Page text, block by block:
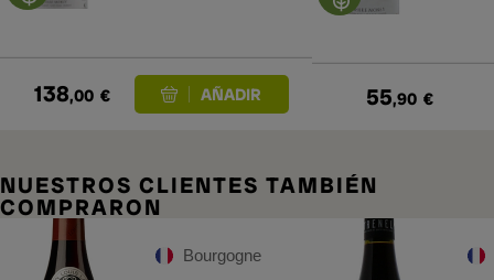
138,00 € 55,90 €
NUESTROS CLIENTES TAMBIÉN
COMPRARON
Bourgogne